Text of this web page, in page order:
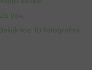
Els Bax
Bekijk top 10 fotografen